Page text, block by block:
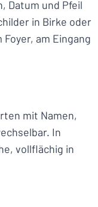
Datum und Pfeil
in Birke oder
am Eingang
mit Namen,
In
vollflächig in